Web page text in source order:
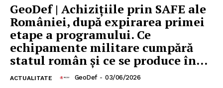
GeoDef | Achizițiile prin SAFE ale
României, după expirarea primei
etape a programului. Ce
echipamente militare cumpără
statul român și ce se produce în...
ACTUALITATE GeoDef - 03/06/2026